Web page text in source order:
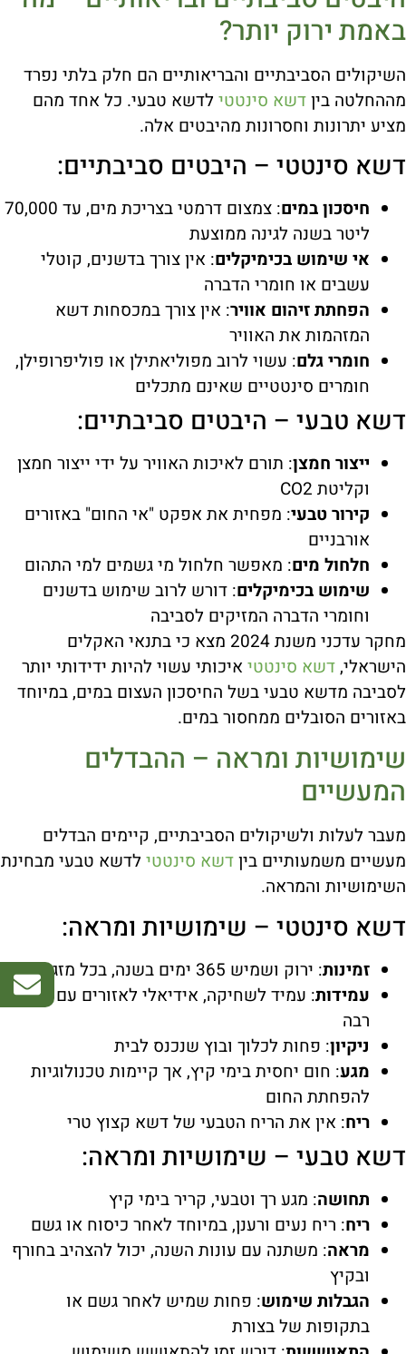
באמת ירוק יותר?
השיקולים הסביבתיים והבריאותיים הם חלק בלתי נפרד
מההחלטה ביןדשא סינטטי לדשא טבעי. כל אחד מהם
מציע יתרונות וחסרונות מהיבטים אלה.
דשא סינטטי – היבטים סביבתיים:
חיסכון במים
: צמצום דרמטי בצריכת מים, עד 70,000
ליטר בשנה לגינה ממוצעת
אי שימוש בכימיקלים: אין צורך בדשנים, קוטלי
עשבים או חומרי הדברה
הפחתת זיהום אוויר: אין צורך במכסחות דשא
המזהמות את האוויר
חומרי גלם: עשוי לרוב מפוליאתילן או פוליפרופילן,
חומרים סינטטיים שאינם מתכלים
דשא טבעי – היבטים סביבתיים:
ייצור חמצן: תורם לאיכות האוויר על ידי ייצור חמצן
וקליטת CO2
קירור טבעי: מפחית את אפקט "אי החום" באזורים
אורבניים
חלחול מים: מאפשר חלחול מי גשמים למי התהום
שימוש בכימיקלים: דורש לרוב שימוש בדשנים
וחומרי הדברה המזיקים לסביבה
מחקר עדכני משנת 2024 מצא כי בתנאי האקלים
הישראלי,דשא סינטטי איכותי עשוי להיות ידידותי יותר
לסביבה מדשא טבעי בשל החיסכון העצום במים, במיוחד
באזורים הסובלים ממחסור במים.
שימושיות ומראה – ההבדלים
המעשיים
מעבר לעלות ולשיקולים הסביבתיים, קיימים הבדלים
מעשיים משמעותיים ביןדשא סינטטי לדשא טבעי מבחינת
השימושיות והמראה.
דשא סינטטי – שימושיות ומראה:
זמינות: ירוק ושמיש 365 ימים בשנה, בכל מזג אוויר
עמידות: עמיד לשחיקה, אידיאלי לאזורים עם תנועה
רבה
ניקיון: פחות לכלוך ובוץ שנכנס לבית
מגע: חום יחסית בימי קיץ, אך קיימות טכנולוגיות
להפחתת החום
ריח: אין את הריח הטבעי של דשא קצוץ טרי
דשא טבעי – שימושיות ומראה:
תחושה: מגע רך וטבעי, קריר בימי קיץ
ריח: ריח נעים ורענן, במיוחד לאחר כיסוח או גשם
מראה: משתנה עם עונות השנה, יכול להצהיב בחורף
ובקיץ
הגבלות שימוש: פחות שמיש לאחר גשם או
בתקופות של בצורת